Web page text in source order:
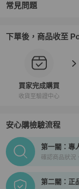
常見問題
下單後，商品收至
買家完成購買
收貨至驗證中心
安心購檢驗流程
PopChill拍拍圈正品
第一關：專
確認商品狀況
第二關：正